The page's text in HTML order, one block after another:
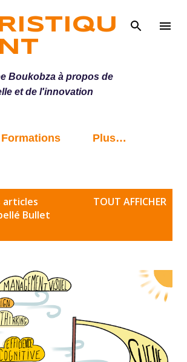
au contenu principal
Boukobza à propos de
et de l'innovation
Formations Plus…
articles
Bullet
TOUT AFFICHER